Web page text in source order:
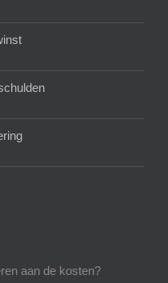
aan de kosten?